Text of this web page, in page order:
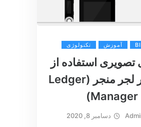
آموزش تکنولوژی
تصویری استفاده از
نرم‌افزار لجر منجر (Ledger
Manager)
دسامبر 8, 2020